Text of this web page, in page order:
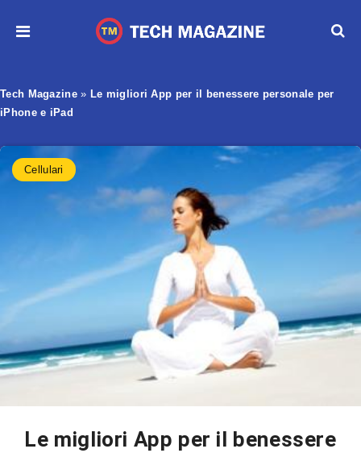
Tech Magazine» Le migliori App per il benessere personale per
iPhone e iPad
Cellulari
Le migliori App per il benessere